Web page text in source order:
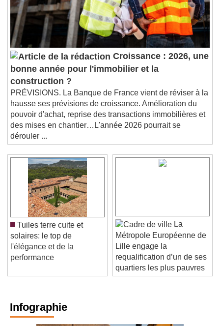
Croissance : 2026, une
bonne année pour l'immobilier et la
construction ?
PRÉVISIONS. La Banque de France vient de réviser à la
hausse ses prévisions de croissance. Amélioration du
pouvoir d'achat, reprise des transactions immobilières et
des mises en chantier…L'année 2026 pourrait se
dérouler ...
Tuiles terre cuite et
solaires: le top de
l'élégance et de la
performance
La
Métropole Européenne de
Lille engage la
requalification d’un de ses
quartiers les plus pauvres
Infographie